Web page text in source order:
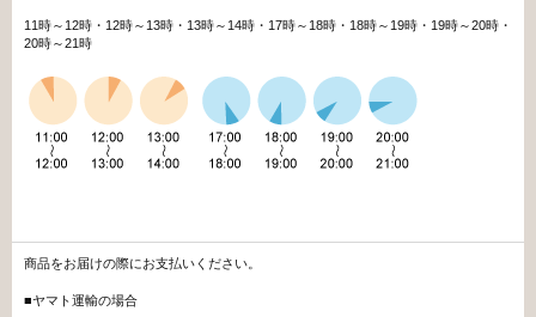
11時～12時・12時～13時・13時～14時・17時～18時・18時～19時・19時～20時・
20時～21時
商品をお届けの際にお支払いください。
■ヤマト運輸の場合